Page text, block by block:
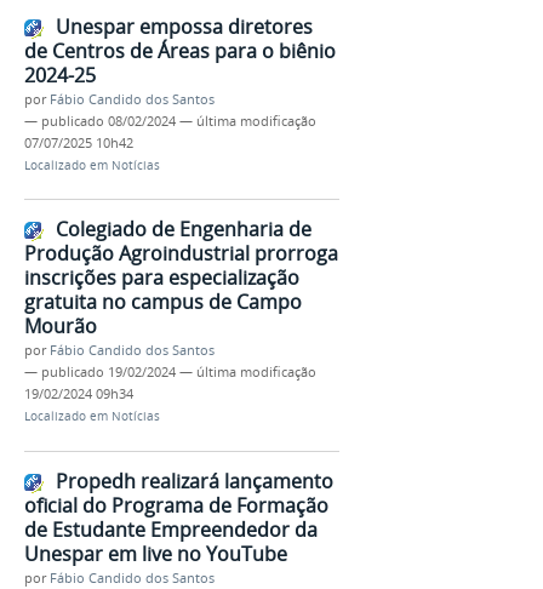
Unespar empossa diretores
de Centros de Áreas para o biênio
2024-25
por Fábio Candido dos Santos
— publicado 08/02/2024 — última modificação
07/07/2025 10h42
Localizado em Notícias
Colegiado de Engenharia de
Produção Agroindustrial prorroga
inscrições para especialização
gratuita no campus de Campo
Mourão
por Fábio Candido dos Santos
— publicado 19/02/2024 — última modificação
19/02/2024 09h34
Localizado em Notícias
Propedh realizará lançamento
oficial do Programa de Formação
de Estudante Empreendedor da
Unespar em live no YouTube
por Fábio Candido dos Santos